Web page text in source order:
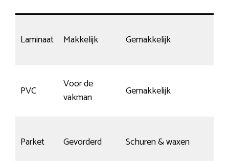
Laminaat Makkelijk Gemakkelijk
PVC
Voor de
vakman
Gemakkelijk
Parket Gevorderd Schuren & waxen